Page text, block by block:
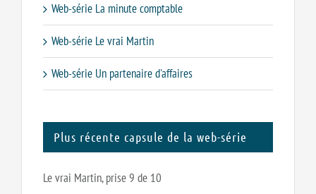
Web-série La minute comptable
Web-série Le vrai Martin
Web-série Un partenaire d'affaires
Plus récente capsule de la web-série
Le vrai Martin, prise 9 de 10